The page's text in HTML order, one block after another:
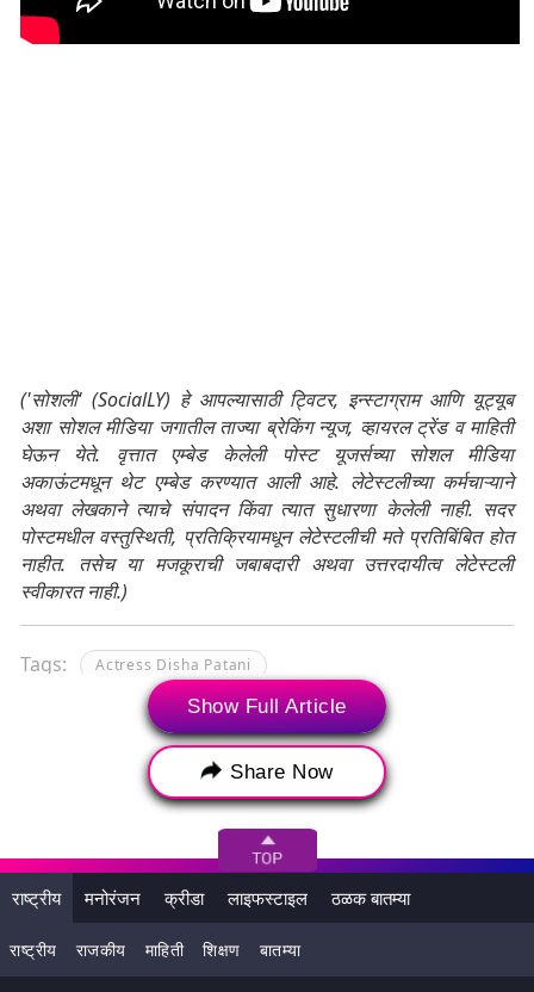
('सोशली' (SocialLY) हे आपल्यासाठी ट्विटर, इन्स्टाग्राम आणि यूट्यूब
अशा सोशल मीडिया जगातील ताज्या ब्रेकिंग न्यूज, व्हायरल ट्रेंड व माहिती
घेऊन येते. वृत्तात एम्बेड केलेली पोस्ट यूजर्सच्या सोशल मीडिया
अकाऊंटमधून थेट एम्बेड करण्यात आली आहे. लेटेस्टलीच्या कर्मचाऱ्याने
अथवा लेखकाने त्याचे संपादन किंवा त्यात सुधारणा केलेली नाही. सदर
पोस्टमधील वस्तुस्थिती, प्रतिक्रियामधून लेटेस्टलीची मते प्रतिबिंबित होत
नाहीत. तसेच या मजकूराची जबाबदारी अथवा उत्तरदायीत्व लेटेस्टली
स्वीकारत नाही.)
Tags: Actress Disha Patani
siddharth malhotra Yodha yodha movie
सिद्धार्थ मल्होत्रा
Show Full Article
Share Now
राष्ट्रीय मनोरंजन क्रीडा लाइफस्टाइल ठळक बातम्या
राष्ट्रीय राजकीय माहिती शिक्षण बातम्या